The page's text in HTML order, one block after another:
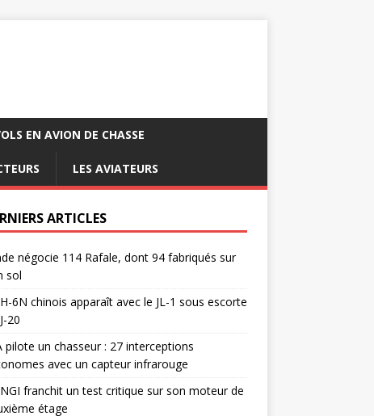
EN AVION DE CHASSE
LES AVIATEURS
ARTICLES
négocie 114 Rafale, dont 94 fabriqués sur
sol
6N chinois apparaît avec le JL-1 sous escorte
20
pilote un chasseur : 27 interceptions
avec un capteur infrarouge
franchit un test critique sur son moteur de
étage